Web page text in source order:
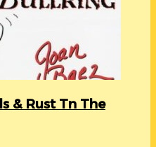
& Rust Tn The